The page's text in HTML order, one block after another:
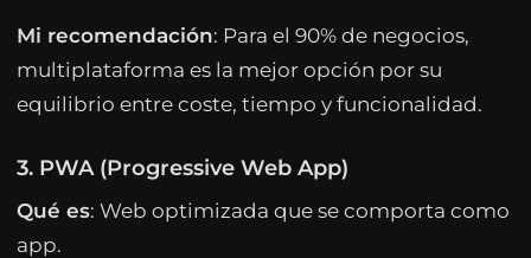
Mi recomendación: Para el 90% de negocios,
multiplataforma es la mejor opción por su
equilibrio entre coste, tiempo y funcionalidad.
3. PWA (Progressive Web App)
Qué es: Web optimizada que se comporta como
app.